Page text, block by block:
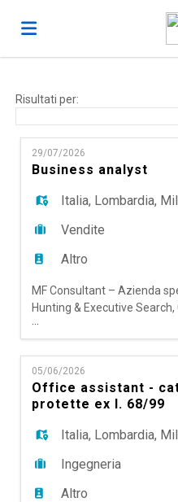
Offerte
di
lavoro
Carica
il
CV
Login
Lingua
EN
Risultati per:
29/07/2026
Business analyst
Italia, Lombardia,
Vendite
Altro
MF Consultant – Azienda
Hunting & Executive Search,
Mentoring, Training &
(Temporary Management,
Performance
operante nel settore dei
digitale, siamo alla ricerca di
Analyst, su Milano, che,
05/06/2026
Office assistant -
protette ex l. 68/99
Italia, Lombardia,
Ingegneria
Altro